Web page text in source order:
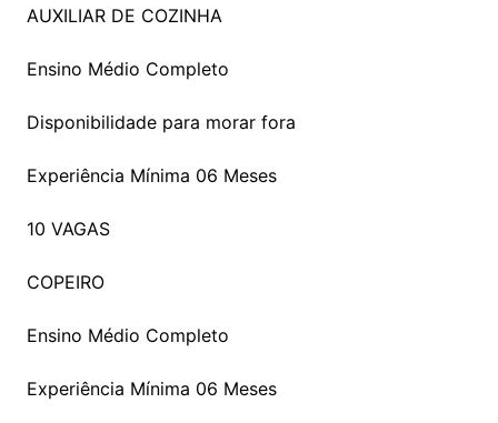
AUXILIAR DE COZINHA
Ensino Médio Completo
Disponibilidade para morar fora
Experiência Mínima 06 Meses
10 VAGAS
COPEIRO
Ensino Médio Completo
Experiência Mínima 06 Meses